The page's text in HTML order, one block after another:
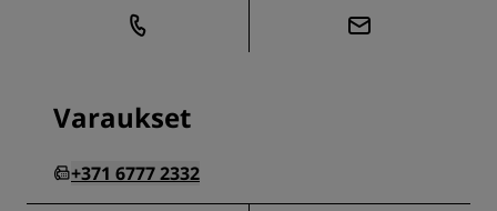
Varaukset
+371 6777 2332